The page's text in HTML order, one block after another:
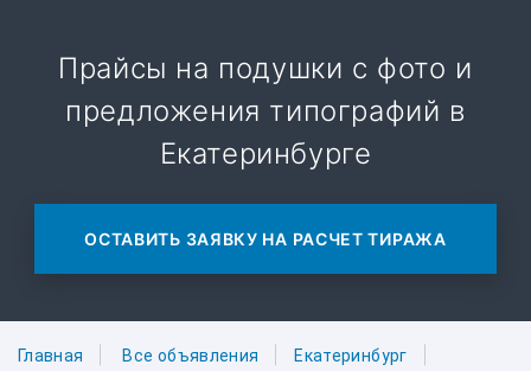
Прайсы на подушки с фото и
предложения типографий в
Екатеринбурге
ОСТАВИТЬ ЗАЯВКУ НА РАСЧЕТ ТИРАЖА
Главная Все объявления
Екатеринбург